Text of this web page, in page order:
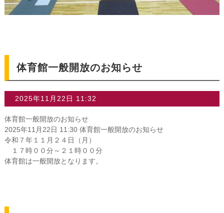
体育館一般開放のお知らせ
2025年11月22日 11:32
体育館一般開放のお知らせ
2025年11月22日 11:30 体育館一般開放のお知らせ
令和７年１１月２４日（月）
１７時００分～２１時００分
体育館は一般開放となります。